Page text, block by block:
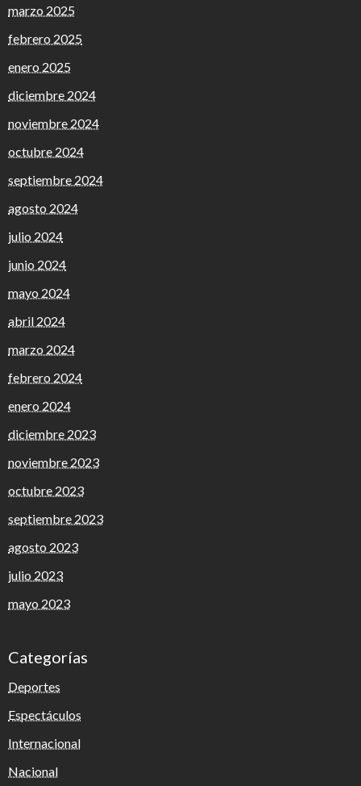
marzo 2025
febrero 2025
enero 2025
diciembre 2024
noviembre 2024
octubre 2024
septiembre 2024
agosto 2024
julio 2024
junio 2024
mayo 2024
abril 2024
marzo 2024
febrero 2024
enero 2024
diciembre 2023
noviembre 2023
octubre 2023
septiembre 2023
agosto 2023
julio 2023
mayo 2023
Categorías
Deportes
Espectáculos
Internacional
Nacional